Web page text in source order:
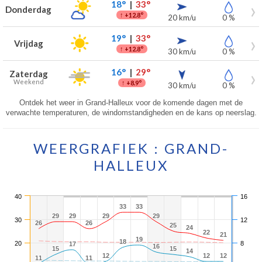
Donderdag 18°| 33°
↑ +12.8° 20 km/u 0 %
Vrijdag 19°| 33°
↑ +12.8° 30 km/u 0 %
Zaterdag
Weekend
16°| 29°
↑ +8.9° 30 km/u 0 %
Ontdek het weer in Grand-Halleux voor de komende dagen met de
verwachte temperaturen, de windomstandigheden en de kans op neerslag.
WEERGRAFIEK : GRAND-
HALLEUX
26
26
29
29 29
29
26
26
29
29
33
33 33
33
29
29
25
25 24
24
22
22 21
21
11
11
15
15
17
17
11
11 12
12
18
18 19
19
16
16 15
15 14
14
12
12 12
12
20
30
40
8
12
16